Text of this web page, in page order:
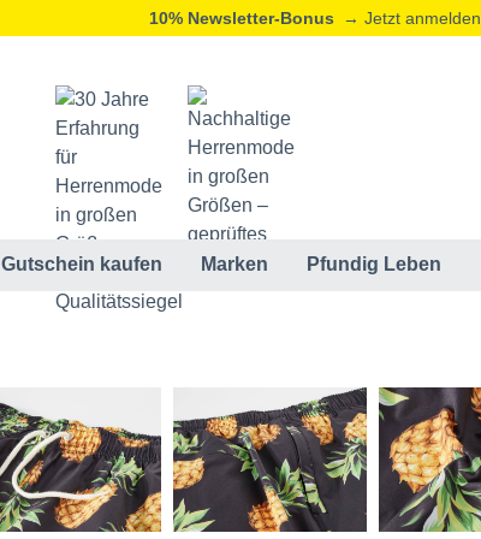
10% Newsletter-Bonus → Jetzt anmelden
Gutschein kaufen Marken Pfundig Leben